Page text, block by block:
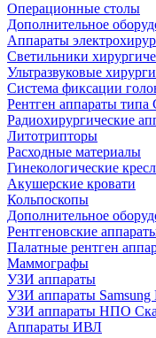
Операционные столы
Дополнительное
Аппараты
Светильники
Ультразвуковые
Система фиксации
Рентген аппараты типа
Радиохирургические
Литотрипторы
Расходные материалы
Гинекологические
Акушерские кровати
Кольпоскопы
Дополнительное
Рентгеновские
Палатные рентген
Маммографы
УЗИ аппараты
УЗИ аппараты Samsung
УЗИ аппараты НПО
Аппараты ИВЛ